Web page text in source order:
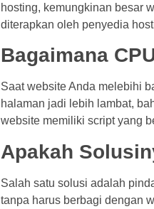
hosting, kemungkinan besar
diterapkan oleh penyedia
Bagaimana
Saat website Anda melebihi
halaman jadi lebih lambat,
website memiliki script yang
Apakah
Salah satu solusi adalah
tanpa harus berbagi dengan